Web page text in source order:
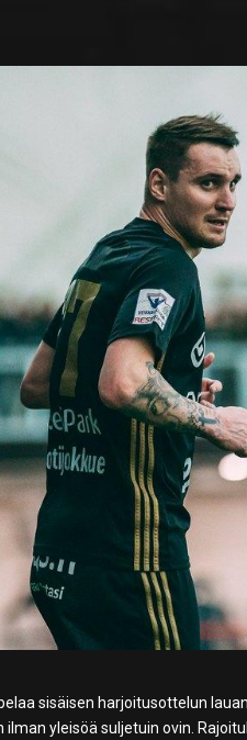
sisäisen harjoitusottelun
yleisöä suljetuin ovin.